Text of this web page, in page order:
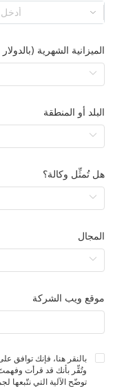
الميزانية الشهرية
البلد أو المنطقة
هل تُمثِّل وكالة؟
المجال
موقع ويب الشركة
بالنقر هنا، فإنك توافق
وتُقِّر بأنك قد قرأت
توضّح الآلية التي نتّبعها